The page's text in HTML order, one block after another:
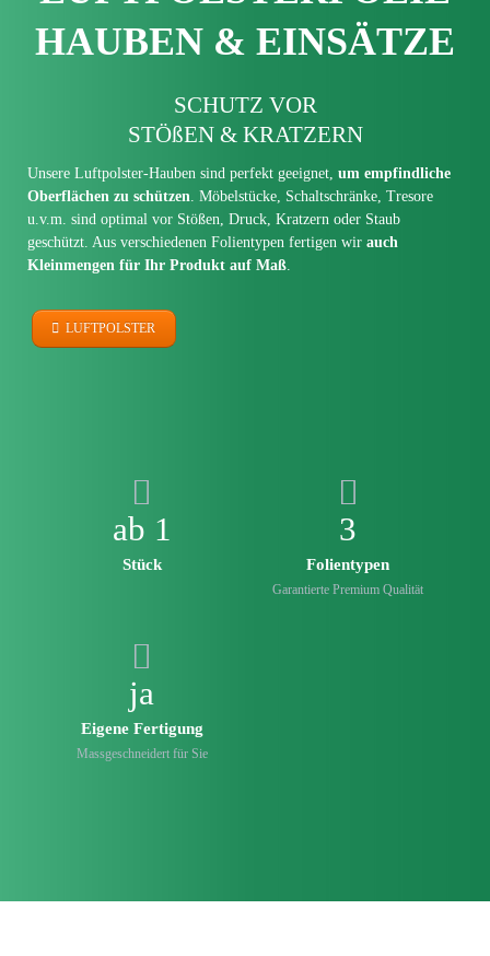
HAUBEN & EINSÄTZE
SCHUTZ VOR
STÖßEN & KRATZERN
Unsere Luft­polster-Hauben sind perfekt geeignet, um empfindliche
Oberflächen zu schützen . Möbel­stücke, Schalt­schränke, Tresore
u.v.m. sind optimal vor Stößen, Druck, Kratzern oder Staub
geschützt. Aus ver­schiedenen Folien­typen fertigen wirauch
Kleinmengen für Ihr Produkt auf Maß.
LUFTPOLSTER
ab 1
Stück
3
Folien­typen
Garantierte Premium Qualität
ja
Eigene Fertigung
Mass­geschneidert für Sie